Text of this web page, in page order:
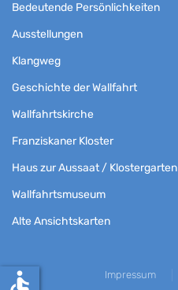
Bedeutende Persönlichkeiten
Ausstellungen
Klangweg
Geschichte der Wallfahrt
Wallfahrtskirche
Franziskaner Kloster
Haus zur Aussaat / Klostergarten
Wallfahrtsmuseum
Alte Ansichtskarten
Impressum
accessible